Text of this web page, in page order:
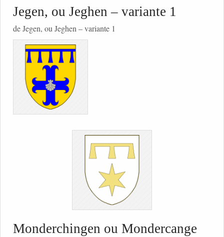
Jegen, ou Jeghen – variante 1
de Jegen, ou Jeghen – variante 1
Monderchingen ou Mondercange